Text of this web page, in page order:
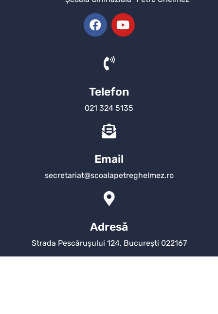
Telefon
021 324 5135
Email
secretariat@scoalapetreghelmez.ro
Adresă
Strada Pescărușului 124, București 022167